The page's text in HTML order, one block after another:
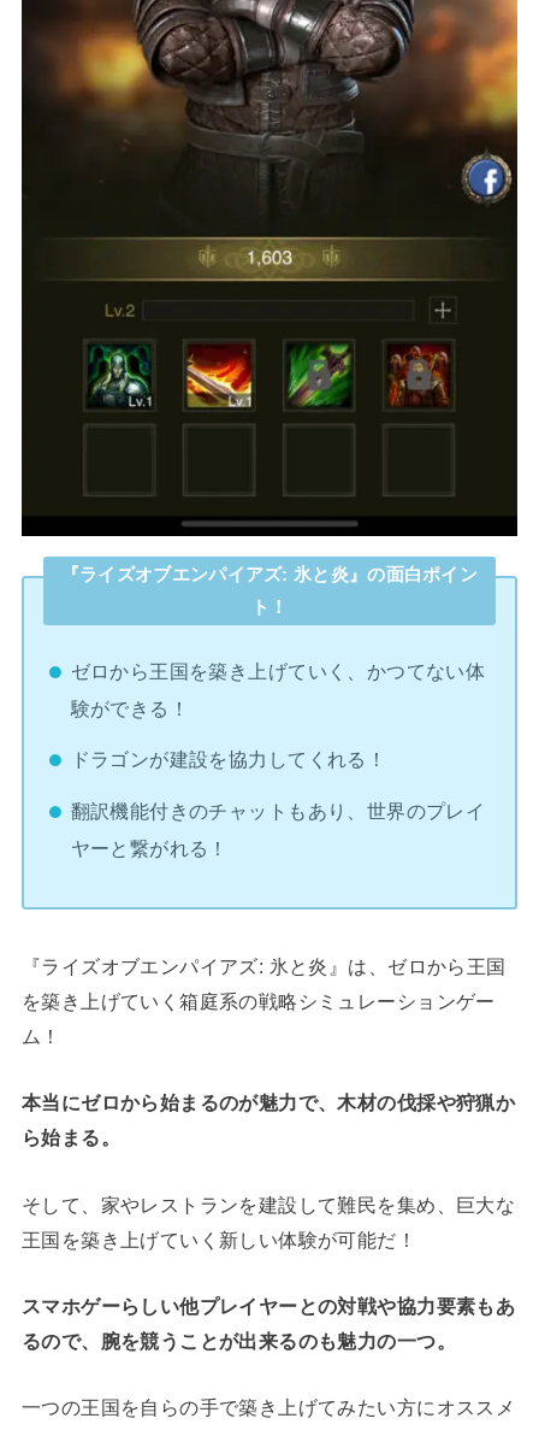
『ライズオブエンパイアズ: 氷と炎』の面白ポイン
ト！
ゼロから王国を築き上げていく、かつてない体
験ができる！
ドラゴンが建設を協力してくれる！
翻訳機能付きのチャットもあり、世界のプレイ
ヤーと繋がれる！
『ライズオブエンパイアズ: 氷と炎』は、ゼロから王国
を築き上げていく箱庭系の戦略シミュレーションゲー
ム！
本当にゼロから始まるのが魅力で、木材の伐採や狩猟か
ら始まる。
そして、家やレストランを建設して難民を集め、巨大な
王国を築き上げていく新しい体験が可能だ！
スマホゲーらしい他プレイヤーとの対戦や協力要素もあ
るので、腕を競うことが出来るのも魅力の一つ。
一つの王国を自らの手で築き上げてみたい方にオススメ